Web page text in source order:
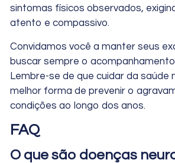
sintomas físicos observados,
atento e compassivo.
Convidamos você a manter seus
buscar sempre o
Lembre-se de que cuidar da saúde
melhor forma de prevenir o
condições ao longo dos anos.
FAQ
O que são doenças